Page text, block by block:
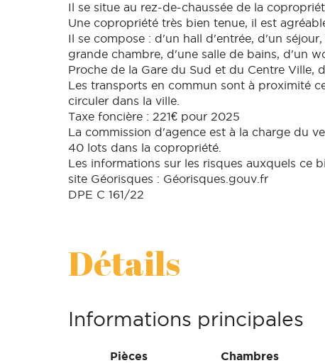
Il se situe au rez-de-chaussée de la
Une copropriété très bien tenue, il est
Il se compose : d'un hall d'entrée, d'un
grande chambre, d'une salle de bains, d'un
Proche de la Gare du Sud et du Centre Ville,
Les transports en commun sont à proximité
circuler dans la ville.
Taxe foncière : 221€ pour 2025
La commission d'agence est à la charge du
40 lots dans la copropriété.
Les informations sur les risques auxquels ce
site Géorisques : Géorisques.gouv.fr
DPE C 161/22
Détails
Informations principales
Pièces
Chambres